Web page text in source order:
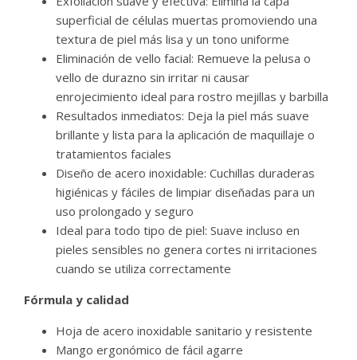
superficial de células muertas promoviendo una
textura de piel más lisa y un tono uniforme
Eliminación de vello facial: Remueve la pelusa o
vello de durazno sin irritar ni causar
enrojecimiento ideal para rostro mejillas y barbilla
Resultados inmediatos: Deja la piel más suave
brillante y lista para la aplicación de maquillaje o
tratamientos faciales
Diseño de acero inoxidable: Cuchillas duraderas
higiénicas y fáciles de limpiar diseñadas para un
uso prolongado y seguro
Ideal para todo tipo de piel: Suave incluso en
pieles sensibles no genera cortes ni irritaciones
cuando se utiliza correctamente
Fórmula y calidad
Hoja de acero inoxidable sanitario y resistente
Mango ergonómico de fácil agarre